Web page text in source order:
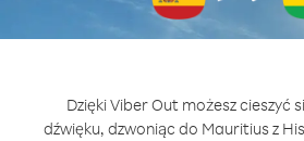
Dzięki Viber Out możesz cieszyć
dźwięku, dzwoniąc do Mauritius z